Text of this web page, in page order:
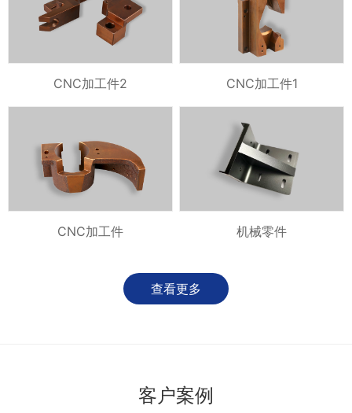
CNC加工件2 CNC加工件1
CNC加工件 机械零件
查看更多
客户案例